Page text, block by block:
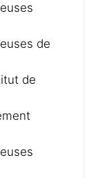
de
de